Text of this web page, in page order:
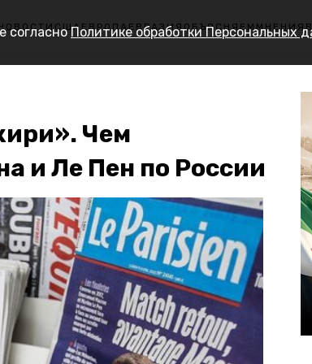
США ЕВРОПА ЕВРАЗИЯ ОБЪЯСНЯЕМ МНЕНИЯ
Чем
и Ле Пен по России
согласноПолитике обработки Персональных